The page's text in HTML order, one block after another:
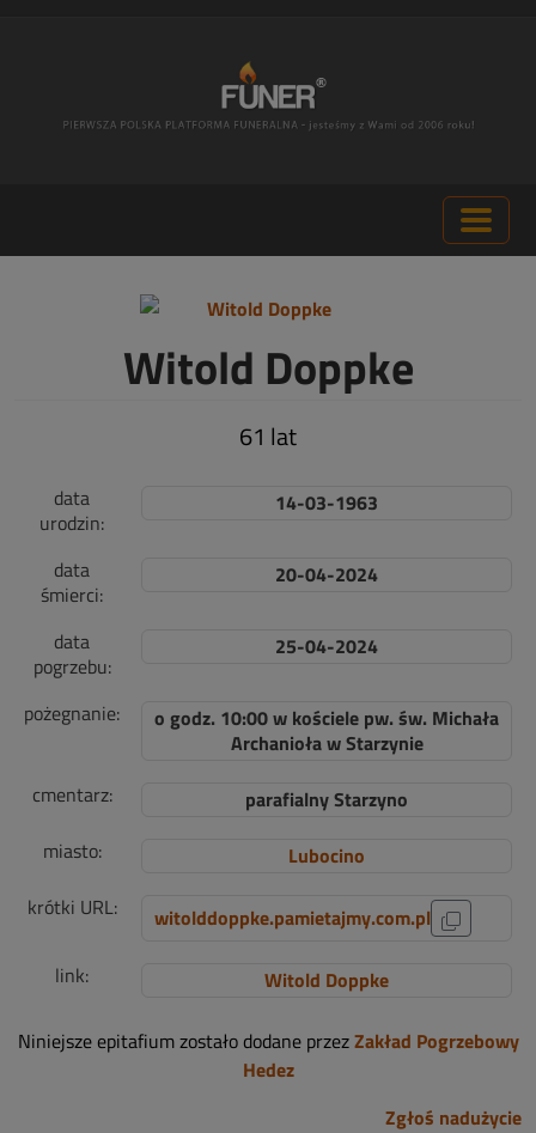
Witold Doppke
61 lat
data
urodzin:
14-03-1963
data
śmierci:
20-04-2024
data
pogrzebu:
25-04-2024
pożegnanie:
o godz. 10:00 w kościele pw. św. Michała
Archanioła w Starzynie
cmentarz:
parafialny Starzyno
miasto:
Lubocino
krótki URL:
witolddoppke.pamietajmy.com.pl
link:
Witold Doppke
Niniejsze epitafium zostało dodane przezZakład Pogrzebowy
Hedez
Zgłoś nadużycie